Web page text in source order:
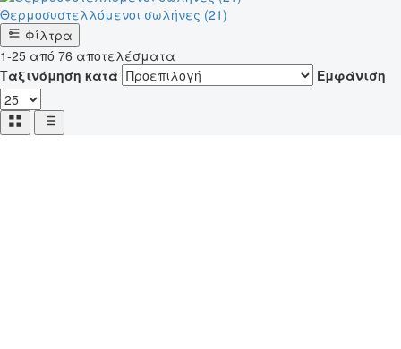
Θερμοσυστελλόμενοι σωλήνες (21)
Φίλτρα
1-25 από 76 αποτελέσματα
Ταξινόμηση κατά
Εμφάνιση